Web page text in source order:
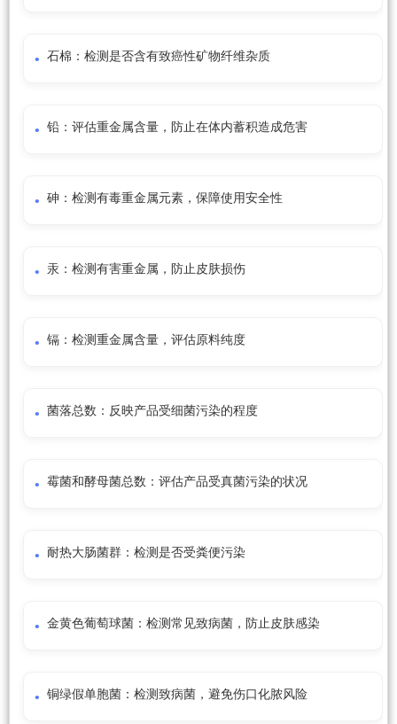
石棉：检测是否含有致癌性矿物纤维杂质
铅：评估重金属含量，防止在体内蓄积造成危害
砷：检测有毒重金属元素，保障使用安全性
汞：检测有害重金属，防止皮肤损伤
镉：检测重金属含量，评估原料纯度
菌落总数：反映产品受细菌污染的程度
霉菌和酵母菌总数：评估产品受真菌污染的状况
耐热大肠菌群：检测是否受粪便污染
金黄色葡萄球菌：检测常见致病菌，防止皮肤感染
铜绿假单胞菌：检测致病菌，避免伤口化脓风险